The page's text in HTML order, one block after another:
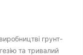
грунт-
та тривалий